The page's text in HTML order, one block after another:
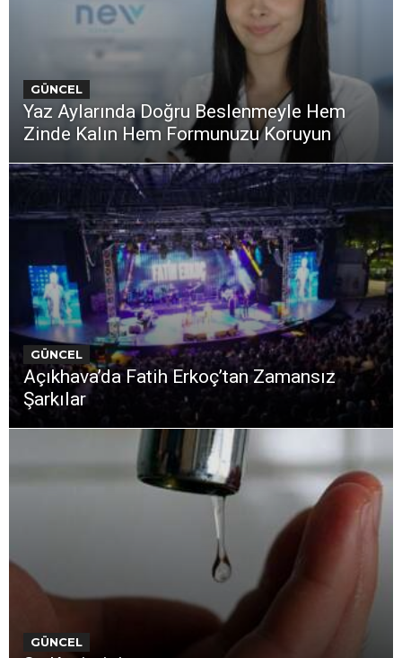
GÜNCEL
Yaz Aylarında Doğru Beslenmeyle Hem
Zinde Kalın Hem Formunuzu Koruyun
GÜNCEL
Açıkhava’da Fatih Erkoç’tan Zamansız
Şarkılar
GÜNCEL